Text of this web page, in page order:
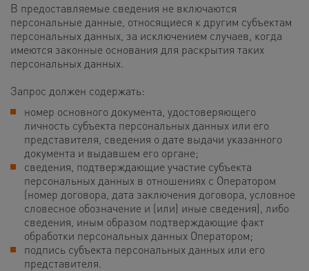
В предоставляемые сведения не включаются
персональные данные, относящиеся к другим субъектам
персональных данных, за исключением случаев, когда
имеются законные основания для раскрытия таких
персональных данных.
Запрос должен содержать:
номер основного документа, удостоверяющего
личность субъекта персональных данных или его
представителя, сведения о дате выдачи указанного
документа и выдавшем его органе;
сведения, подтверждающие участие субъекта
персональных данных в отношениях с Оператором
(номер договора, дата заключения договора, условное
словесное обозначение и (или) иные сведения), либо
сведения, иным образом подтверждающие факт
обработки персональных данных Оператором;
подпись субъекта персональных данных или его
представителя.